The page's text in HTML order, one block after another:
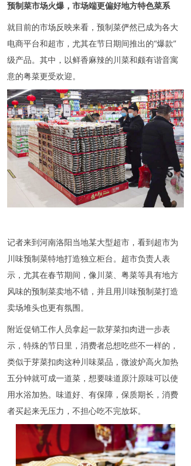
预制菜市场火爆，市场端更偏好地方特色菜系
就目前的市场反映来看，预制菜俨然已成为各大
电商平台和超市，尤其在节日期间推出的“爆款”
级产品。其中，以鲜香麻辣的川菜和颇有谐音寓
意的粤菜更受欢迎。
记者来到河南洛阳当地某大型超市，看到超市为
川味预制菜特地打造独立柜台。超市负责人表
示，尤其在春节期间，像川菜、粤菜等具有地方
风味的预制菜卖地不错，并且用川味预制菜打造
卖场堆头也更有氛围。
附近促销工作人员拿起一款芽菜扣肉进一步表
示，特殊的节日里，消费者总想吃些不一样的，
类似于芽菜扣肉这种川味菜品，微波炉高火加热
五分钟就可成一道菜，想要味道原汁原味可以使
用水浴加热。味道好、有保障，保质期长，消费
者买起来无压力，不担心吃不完放坏。